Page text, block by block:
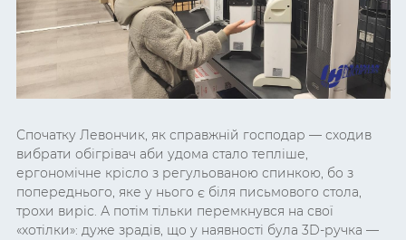
Спочатку Левончик, як справжній господар — сходив
вибрати обігрівач аби удома стало тепліше,
ергономічне крісло з регульованою спинкою, бо з
попереднього, яке у нього є біля письмового стола,
трохи виріс. А потім тільки перемкнувся на свої
«хотілки»: дуже зрадів, що у наявності була 3D-ручка —